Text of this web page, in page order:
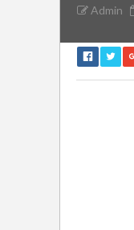
Admin